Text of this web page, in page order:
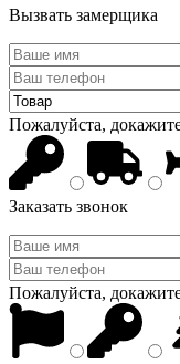
Вызвать замерщика
Пожалуйста,
Заказать звонок
Пожалуйста,